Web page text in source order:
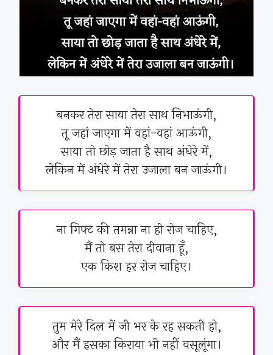
बनकर तेरा साया तेरा साथ निभाऊंगी,
तू जहां जाएगा में वहां-वहां आऊंगी,
साया तो छोड़ जाता है साथ अंधेरे में,
लेकिन में अंधेरे में तेरा उजाला बन जाऊंगी।
ना गिफ्ट की तमन्ना ना ही रोज चाहिए,
मैं तो बस तेरा दीवाना हूँ,
एक किश हर रोज चाहिए।
तुम मेरे दिल में जी भर के रह सकती हो,
और मैं इसका किराया भी नहीं वसूलूंगा।